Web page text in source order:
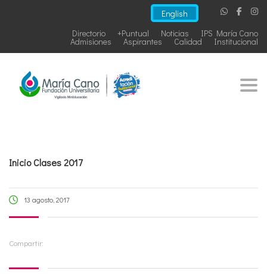
English
IPS María Cano
Noticias
+Puntual
Directorio
Institucional
Calidad
Aspirantes
Admisiones
Inicio Clases 2017
13 agosto, 2017
Compartir: